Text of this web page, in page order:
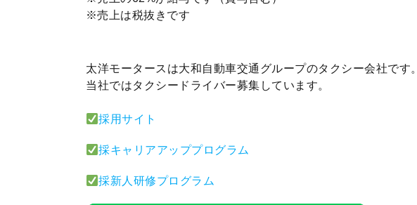
※売上は税抜きです
太洋モータースは大和自動車交通グループのタクシー会社です。
当社ではタクシードライバー募集しています。
採用サイト
採キャリアアッププログラム
採新人研修プログラム